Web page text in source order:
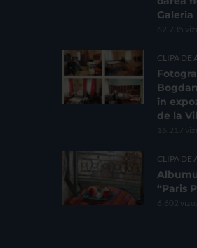
Galeria
62.735
CLIPA DE
în
de la
16.217
CLIPA DE
“Paris
6.602